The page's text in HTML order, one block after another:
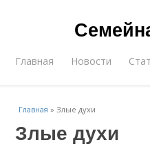
Главная Новости
Главная »Злые духи
Злые духи